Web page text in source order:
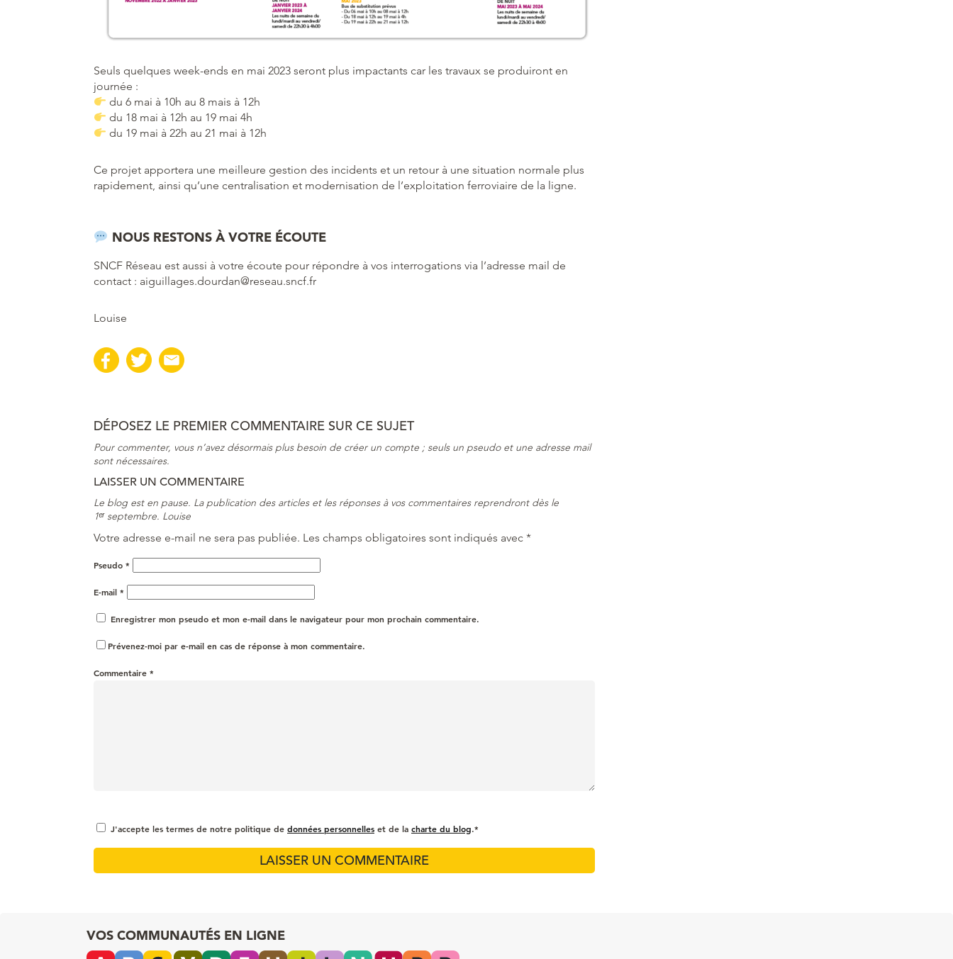
Seuls quelques week-ends en mai 2023 seront plus impactants car les travaux se produiront en
journée :
du 6 mai à 10h au 8 mais à 12h
du 18 mai à 12h au 19 mai 4h
du 19 mai à 22h au 21 mai à 12h
Ce projet apportera une meilleure gestion des incidents et un retour à une situation normale plus
rapidement, ainsi qu’une centralisation et modernisation de l’exploitation ferroviaire de la ligne.
NOUS RESTONS À VOTRE ÉCOUTE
SNCF Réseau est aussi à votre écoute pour répondre à vos interrogations via l’adresse mail de
contact : aiguillages.dourdan@reseau.sncf.fr
Louise
DÉPOSEZ LE PREMIER COMMENTAIRE SUR CE SUJET
Pour commenter, vous n’avez désormais plus besoin de créer un compte ; seuls un pseudo et une adresse mail
sont nécessaires.
LAISSER UN COMMENTAIRE
Le blog est en pause. La publication des articles et les réponses à vos commentaires reprendront dès le
1ᵉʳ septembre. Louise
Votre adresse e-mail ne sera pas publiée. Les champs obligatoires sont indiqués avec *
Pseudo *
E-mail *
Enregistrer mon pseudo et mon e-mail dans le navigateur pour mon prochain commentaire.
Prévenez-moi par e-mail en cas de réponse à mon commentaire.
Commentaire *
J'accepte les termes de notre politique de données personnelles et de la charte du blog.*
VOS COMMUNAUTÉS EN LIGNE